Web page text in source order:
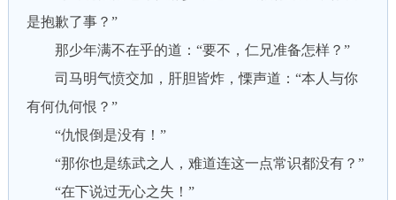
是抱歉了事？”
那少年满不在乎的道：“要不，仁兄准备怎样？”
司马明气愤交加，肝胆皆炸，慄声道：“本人与你
有何仇何恨？”
“仇恨倒是没有！”
“那你也是练武之人，难道连这一点常识都没有？”
“在下说过无心之失！”